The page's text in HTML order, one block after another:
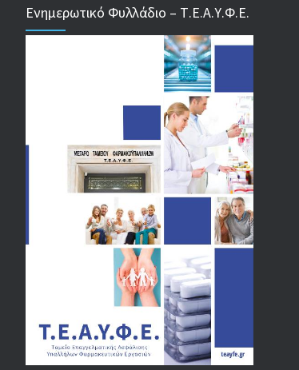
ΠΡΟΣ ΣΥΝΤΑΞΙΟΥΧΟΥΣ 4129
4024
συντάξεις: Έρχεται νέα απόφαση από το
Εργασίας -Τι είπε η Δ. Μιχαηλίδου για τις
3769
Ενημερωτικό Φυλλάδιο – Τ.Ε.Α.Υ.Φ.Ε.